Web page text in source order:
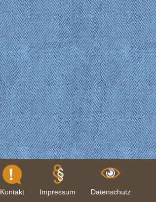
Kontakt Impressum Datenschutz